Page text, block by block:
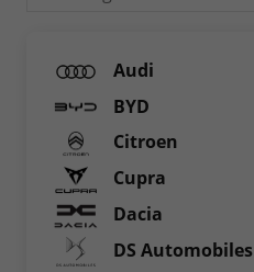
Audi
BYD
Citroen
Cupra
Dacia
DS Automobiles